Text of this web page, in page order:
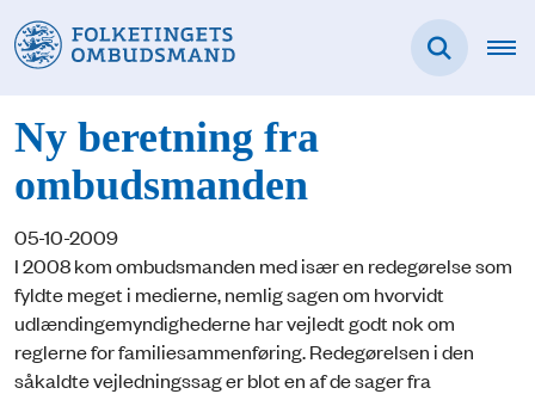
Ny beretning fra
ombudsmanden
05-10-2009
I 2008 kom ombudsmanden med især en redegørelse som
fyldte meget i medierne, nemlig sagen om hvorvidt
udlændingemyndighederne har vejledt godt nok om
reglerne for familiesammenføring. Redegørelsen i den
såkaldte vejledningssag er blot en af de sager fra